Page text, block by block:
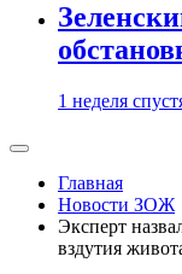
1 неделя
Главная
Новости ЗОЖ
Эксперт
вздутия